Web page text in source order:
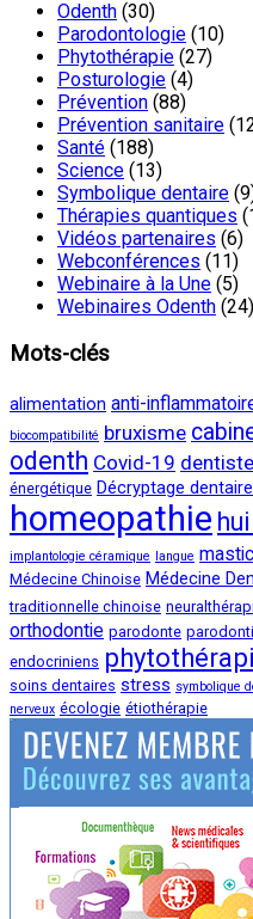
Odenth (30)
Parodontologie (10)
Phytothérapie (27)
Posturologie (4)
Prévention (88)
Prévention sanitaire
Santé (188)
Science (13)
Symbolique dentaire
Thérapies quantiques
Vidéos partenaires (6)
Webconférences (11)
Webinaire à la Une (5)
Webinaires Odenth (24)
Mots-clés
alimentation anti-
biocompatibilité bruxisme
odenth Covid-19
énergétique Décryptage dentaire
homeopathie
implantologie céramique langue
Médecine Chinoise Médecine
traditionnelle chinoise
orthodontie parodonte
endocriniens
soins dentaires stress symbolique
nerveux écologie étiothérapie